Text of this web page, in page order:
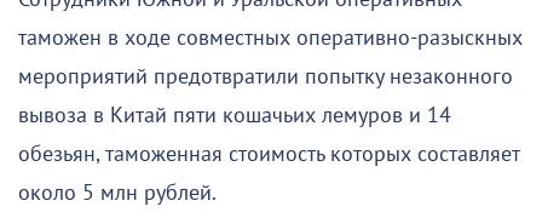
таможен в ходе совместных оперативно-разыскных
мероприятий предотвратили попытку незаконного
вывоза в Китай пяти кошачьих лемуров и 14
обезьян, таможенная стоимость которых составляет
около 5 млн рублей.